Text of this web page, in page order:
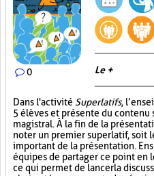
0 Le +
Dans l'activité Superlatifs,
5 élèves et présente du contenu
magistral. À la fin de la
noter un premier superlatif, soit
important de la présentation.
équipes de partager ce point en
ce qui permet de lancer la